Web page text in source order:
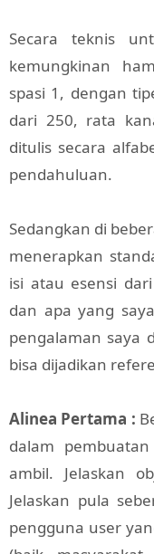
Secara teknis
kemungkinan
spasi 1, dengan
dari 250, rata
ditulis secara
pendahuluan.
Sedangkan di
menerapkan
isi atau esensi
dan apa yang
pengalaman saya
bisa dijadikan
Alinea Pertama :
dalam
ambil. Jelaskan
Jelaskan pula
pengguna user